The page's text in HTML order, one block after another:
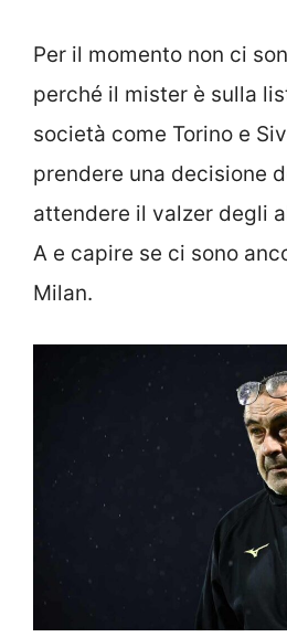
Per il momento non ci
perché il mister è sulla
società come Torino e
prendere una decisione
attendere il valzer degli
A e capire se ci sono
Milan.